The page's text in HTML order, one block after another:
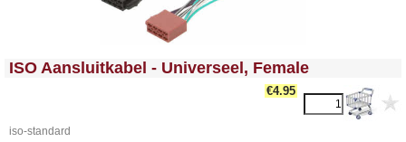
<!-- MakeFullWidth0 --><!-- MakeFullWidth1 --><!-- MakeFullWidth2 --><!-- MakeFullWidth3 --><!-- MakeFullWidth4 --><!-- MakeFullWidth5 --><!-- MakeFullWidth6 --><!-- MakeFullWidth7 --><!-- MakeFullWidth8 --><!-- MakeFullWidth9 --><!-- MakeFullWidth10 --><!-- MakeFullWidth11 --><!-- MakeFullWidth12 --><!-- MakeFullWidth13 --><!-- MakeFullWidth14 --><!-- MakeFullWidth15 --><!-- MakeFullWidth16 --><!-- MakeFullWidth17 --><!-- MakeFullWidth18 --><!-- MakeFullWidth19 -->
ISO Aansluitkabel - Universeel, Female
€4.95
iso-standard